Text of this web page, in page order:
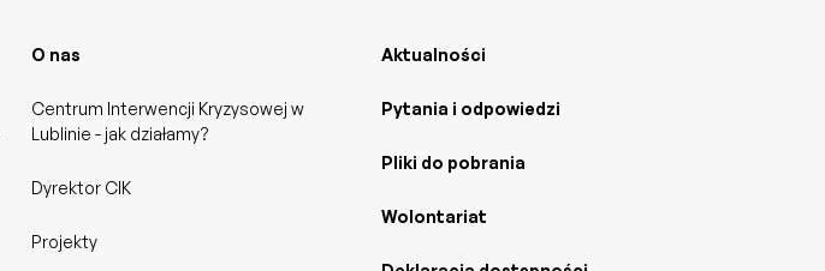
O nas
Centrum Interwencji Kryzysowej w
Lublinie - jak działamy?
Dyrektor CIK
Projekty
Aktualności
Pytania i odpowiedzi
Pliki do pobrania
Wolontariat